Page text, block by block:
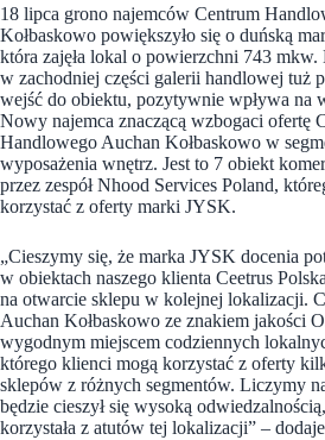
18 lipca grono najemców Centrum
Kołbaskowo powiększyło się o duńską
która zajęła lokal o powierzchni 743 mkw.
w zachodniej części galerii handlowej tuż
wejść do obiektu, pozytywnie wpływa na
Nowy najemca znaczącą wzbogaci ofertę
Handlowego Auchan Kołbaskowo w
wyposażenia wnętrz. Jest to 7 obiekt
przez zespół Nhood Services Poland,
korzystać z oferty marki JYSK.
„Cieszymy się, że marka JYSK docenia
w obiektach naszego klienta Ceetrus
na otwarcie sklepu w kolejnej lokalizacji.
Auchan Kołbaskowo ze znakiem jakości
wygodnym miejscem codziennych
którego klienci mogą korzystać z oferty
sklepów z różnych segmentów. Liczymy
będzie cieszył się wysoką
korzystała z atutów tej lokalizacji” –